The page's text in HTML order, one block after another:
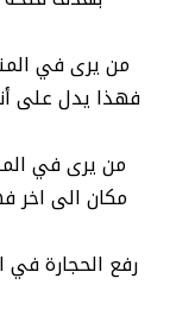
من يرى في
فهذا يدل على
من يرى في
مكان الى اخر
رفع الحجارة في